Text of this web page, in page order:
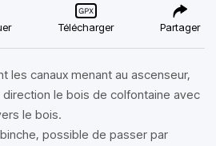
Télécharger Partager
les canaux menant au ascenseur,
le bois de colfontaine avec
le bois.
possible de passer par